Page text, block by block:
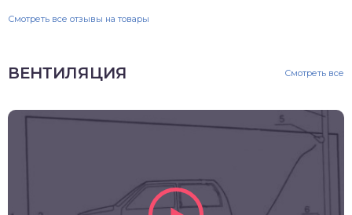
Смотреть все отзывы на товары
ВЕНТИЛЯЦИЯ Смотреть все